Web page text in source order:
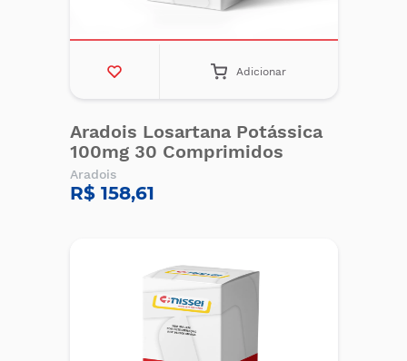
Adicionar
Aradois Losartana Potássica
100mg 30 Comprimidos
Aradois
R$ 158,61